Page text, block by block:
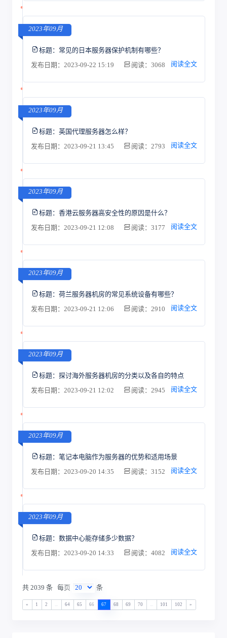
2023年09月
标题： 常见的日本服务器保护机制有哪些？
发布日期：2023-09-22 15:19
阅读：3068 阅读全文
2023年09月
标题： 英国代理服务器怎么样？
发布日期：2023-09-21 13:45
阅读：2793 阅读全文
2023年09月
标题： 香港云服务器高安全性的原因是什么？
发布日期：2023-09-21 12:08
阅读：3177 阅读全文
2023年09月
标题： 荷兰服务器机房的常见系统设备有哪些？
发布日期：2023-09-21 12:06
阅读：2910 阅读全文
2023年09月
标题： 探讨海外服务器机房的分类以及各自的特点
发布日期：2023-09-21 12:02
阅读：2945 阅读全文
2023年09月
标题： 笔记本电脑作为服务器的优势和适用场景
发布日期：2023-09-20 14:35
阅读：3152 阅读全文
2023年09月
标题： 数据中心能存储多少数据？
发布日期：2023-09-20 14:33
阅读：4082 阅读全文
共 2039 条 每页 条
« 1 2 64 65 66 67 68 69 70 101 102 »